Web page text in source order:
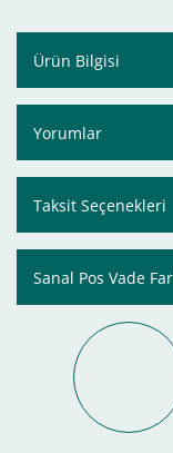
Ürün Bilgisi
Yorumlar
Taksit Seçenekleri
Sanal Pos Vade